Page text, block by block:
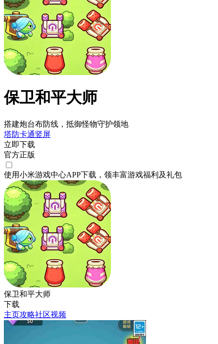
保卫和平大师
搭建炮台布防线，抵御怪物守护领地
塔防卡通竖屏
立即下载
官方正版
使用小米游戏中心APP下载 ，领丰富游戏福利 及礼包
保卫和平大师
下载
主页攻略社区视频